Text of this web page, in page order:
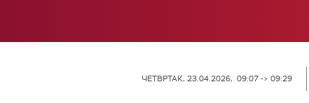
ЧЕТВРТАК, 23.04.2026, 09:07 -> 09:29